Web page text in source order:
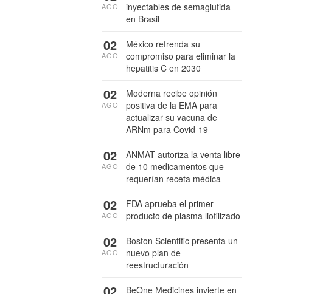
inyectables de semaglutida
en Brasil
AGO
México refrenda su
compromiso para eliminar la
hepatitis C en 2030
02
AGO
Moderna recibe opinión
positiva de la EMA para
actualizar su vacuna de
ARNm para Covid-19
02
AGO
ANMAT autoriza la venta libre
de 10 medicamentos que
requerían receta médica
02
AGO
FDA aprueba el primer
producto de plasma liofilizado
02
AGO
Boston Scientific presenta un
nuevo plan de
reestructuración
02
AGO
BeOne Medicines invierte en